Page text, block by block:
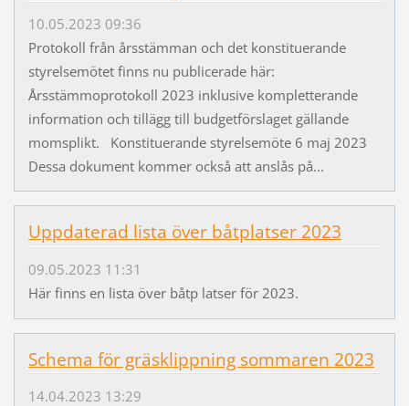
10.05.2023 09:36
Protokoll från årsstämman och det konstituerande
styrelsemötet finns nu publicerade här:
Årsstämmoprotokoll 2023 inklusive kompletterande
information och tillägg till budgetförslaget gällande
momsplikt. Konstituerande styrelsemöte 6 maj 2023
Dessa dokument kommer också att anslås på...
Uppdaterad lista över båtplatser 2023
09.05.2023 11:31
Här finns en lista över båtp latser för 2023.
Schema för gräsklippning sommaren 2023
14.04.2023 13:29